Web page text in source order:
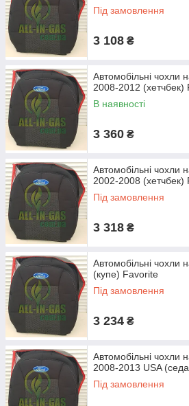
Під замовлення
3 108 ₴
Автомобільні чохли
2008-2012 (хетчбек)
В наявності
3 360 ₴
Автомобільні чохли
2002-2008 (хетчбек)
Під замовлення
3 318 ₴
Автомобільні чохли
(купе) Favorite
Під замовлення
3 234 ₴
Автомобільні чохли
2008-2013 USA
Під замовлення